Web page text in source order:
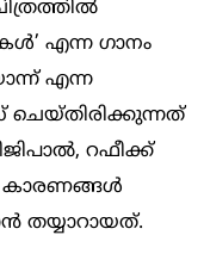
എന്ന ഗാനം
എന്ന
ചെയ്തിരിക്കുന്നത്
റഫീക്ക്
തയ്യാറായത്.